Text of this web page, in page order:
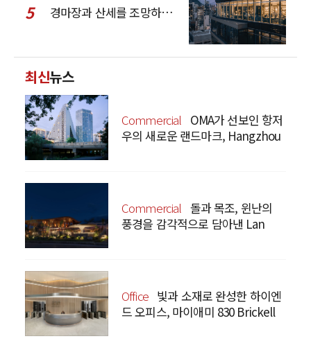
5 경마장과 산세를 조망하는 CCD Hong Kong Creative Center
최신뉴스
Commercial OMA가 선보인 항저
우의 새로운 랜드마크, Hangzhou
Commercial 돌과 목조, 윈난의
풍경을 감각적으로 담아낸 Lan
Office 빛과 소재로 완성한 하이엔
드 오피스, 마이애미 830 Brickell